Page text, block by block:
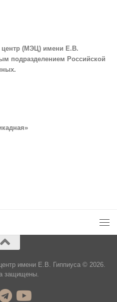
центр (МЭЦ) имени Е.В.
подразделением Российской
имени Е.В. Гиппиуса © 2026.
защищены.